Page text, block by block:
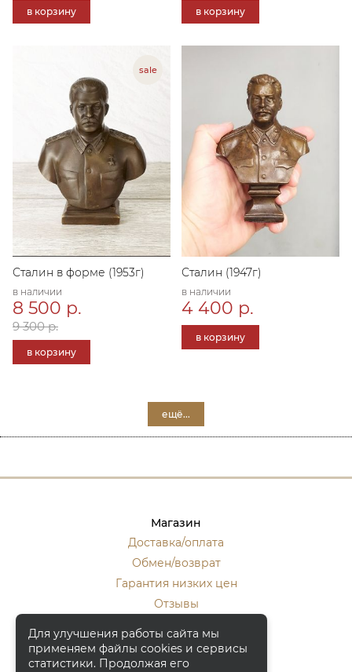
в корзину в корзину
Сталин в форме (1953г)
в наличии
8 500 р.
9 300 р.
в корзину
Сталин (1947г)
в наличии
4 400 р.
в корзину
ещё...
Магазин
Доставка/оплата
Обмен/возврат
Гарантия низких цен
Отзывы
Контакты
Для улучшения работы сайта мы
применяем файлы cookies и сервисы
статистики. Продолжая его